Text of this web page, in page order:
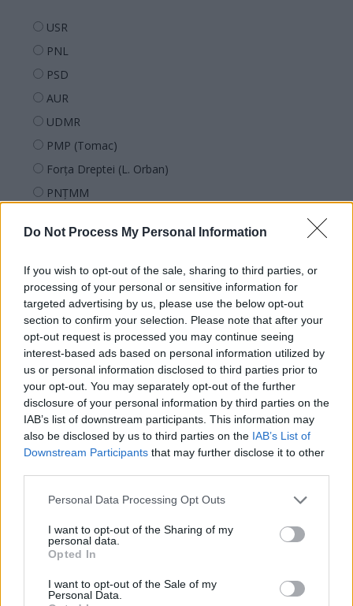
Do Not Process My Personal Information
If you wish to opt-out of the sale, sharing to third parties, or
processing of your personal or sensitive information for
targeted advertising by us, please use the below opt-out
section to confirm your selection. Please note that after your
opt-out request is processed you may continue seeing
interest-based ads based on personal information utilized by
us or personal information disclosed to third parties prior to
your opt-out. You may separately opt-out of the further
disclosure of your personal information by third parties on the
IAB’s list of downstream participants. This information may
also be disclosed by us to third parties on the IAB’s List of
Downstream Participants that may further disclose it to other
Personal Data Processing Opt Outs
I want to opt-out of the Sharing of my
personal data.
Opted In
I want to opt-out of the Sale of my
Personal Data.
USR
PNL
PSD
AUR
UDMR
PMP (Tomac)
Forța Dreptei (L. Orban)
PNȚMM
SENS
SOS (Șoșoacă)
POT (Gavrilă)
PACE (Peia)
Acțiunea Conservatoare (Târziu)
PDF (Lazarus)
PUSL (D. Voiculescu)
PNȚCD (Pavelescu)
PNCR (Terheș)
Partidul Patrioților (Surugiu)
FAR (Coarnă)
România pe Primul Loc (Ponta)
Altul
Arată rezultatele